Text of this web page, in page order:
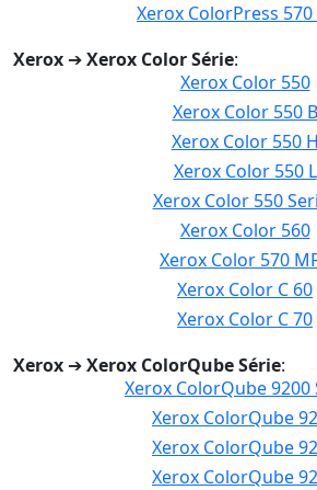
Xerox ColorPress 570
Xerox ➔Xerox Color Série:
Xerox Color 550
Xerox Color 550 B
Xerox Color 550 H
Xerox Color 550 L
Xerox Color 550
Xerox Color 560
Xerox Color 570
Xerox Color C 60
Xerox Color C 70
Xerox ➔Xerox ColorQube Série:
Xerox ColorQube 9200
Xerox ColorQube
Xerox ColorQube
Xerox ColorQube